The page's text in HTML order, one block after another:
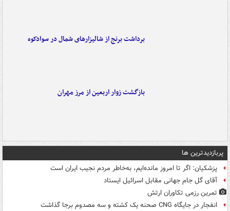
برداشت برنج از شالیزارهای شمال در سوادکوه
بازگشت زوار اربعین از مرز مهران
پربازدیدترین ها
پزشکیان: اگر تا امروز مانده‌ایم، به‌خاطر مردم نجیب ایران است
آقای گل جام جهانی مقابل اسرائیل ایستاد
تمرین رزمی تکاوران ارتش
انفجار در جایگاه CNG صحنه یک کشته و سه مصدوم برجا گذاشت